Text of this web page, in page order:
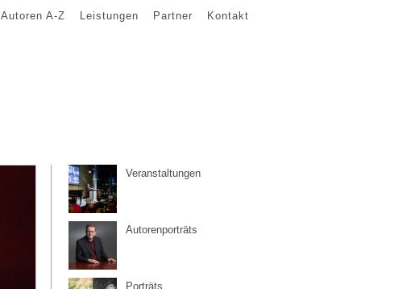
Autoren A-Z Leistungen Partner Kontakt
Veranstaltungen
Autorenporträts
Porträts